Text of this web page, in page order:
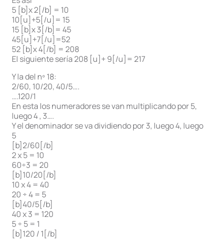
5 [b]x 2[/b] = 10
10[u]+5[/u]= 15
15 [b]x 3[/b]= 45
45[u]+7[/u]=52
52 [b]x 4[/b] = 208
El siguiente sería 208 [u]+ 9[/u]= 217
Y la del nº 18:
2/60, 10/20, 40/5….
….120/1
En esta los numeradores se van multiplicando por 5,
luego 4 , 3….
Y el denominador se va dividiendo por 3, luego 4, luego
5
[b]2/60[/b]
2 x 5 = 10
60÷3 = 20
[b]10/20[/b]
10 x 4 = 40
20 ÷ 4 = 5
[b]40/5[/b]
40 x 3 = 120
5 ÷ 5 = 1
[b]120 / 1[/b]